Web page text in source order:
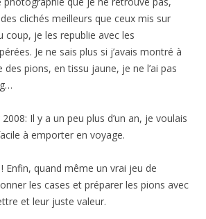
clichés meilleurs que ceux mis sur
coup, je les republie avec les
Je ne sais plus si j’avais montré à
des pions, en tissu jaune, je ne l’ai pas
Il y a un peu plus d’un an, je voulais
à emporter en voyage.
Enfin, quand même un vrai jeu de
les cases et préparer les pions avec
et leur juste valeur.